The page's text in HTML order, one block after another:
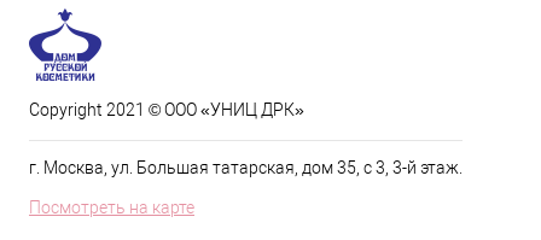
Copyright 2021 © ООО «УНИЦ ДРК»
г. Москва, ул. Большая татарская, дом 35, с 3, 3-й этаж.
Посмотреть на карте